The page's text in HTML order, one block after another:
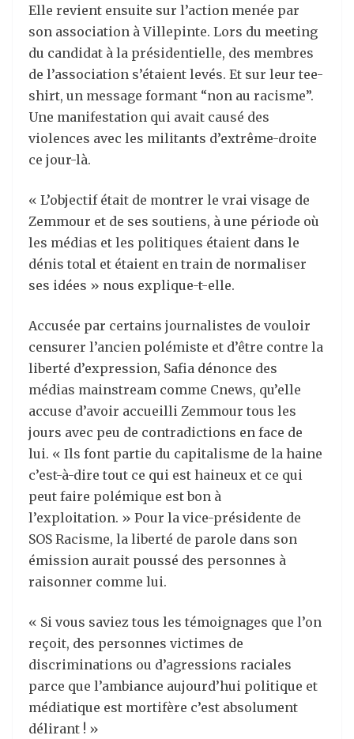
Elle revient ensuite sur l’action menée par
son association à Villepinte. Lors du meeting
du candidat à la présidentielle, des membres
de l’association s’étaient levés. Et sur leur tee-
shirt, un message formant “non au racisme”.
Une manifestation qui avait causé des
violences avec les militants d’extrême-droite
ce jour-là.
« L’objectif était de montrer le vrai visage de
Zemmour et de ses soutiens, à une période où
les médias et les politiques étaient dans le
dénis total et étaient en train de normaliser
ses idées » nous explique-t-elle.
Accusée par certains journalistes de vouloir
censurer l’ancien polémiste et d’être contre la
liberté d’expression, Safia dénonce des
médias mainstream comme Cnews, qu’elle
accuse d’avoir accueilli Zemmour tous les
jours avec peu de contradictions en face de
lui. « Ils font partie du capitalisme de la haine
c’est-à-dire tout ce qui est haineux et ce qui
peut faire polémique est bon à
l’exploitation. » Pour la vice-présidente de
SOS Racisme, la liberté de parole dans son
émission aurait poussé des personnes à
raisonner comme lui.
« Si vous saviez tous les témoignages que l’on
reçoit, des personnes victimes de
discriminations ou d’agressions raciales
parce que l’ambiance aujourd’hui politique et
médiatique est mortifère c’est absolument
délirant ! »